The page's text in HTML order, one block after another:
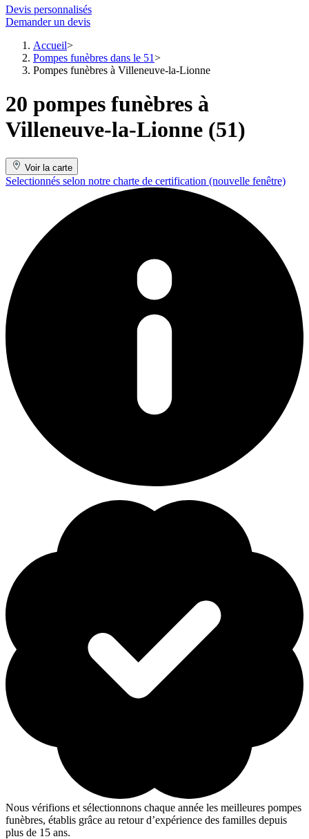
Devis personnalisés
Demander un devis
Accueil
Pompes funèbres dans le 51
Pompes funèbres à Villeneuve-la-Lionne
20 pompes funèbres à
Villeneuve-la-Lionne (51)
Voir la carte
Selectionnés selon notre charte de certification (nouvelle fenêtre)
Nous vérifions et sélectionnons chaque année les meilleures pompes
funèbres, établis grâce au retour d’expérience des familles depuis
plus de 15 ans.